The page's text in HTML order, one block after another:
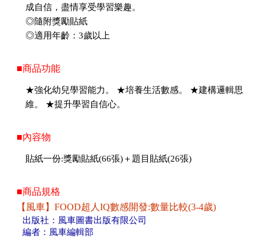
成自信，盡情享受學習樂趣。
◎隨附獎勵貼紙
◎適用年齡：3歲以上
■商品功能
★強化幼兒學習能力。 ★培養生活數感。 ★建構邏輯思
維。 ★提升學習自信心。
■內容物
貼紙一份:獎勵貼紙(66張)＋題目貼紙(26張)
■商品規格
【風車】FOOD超人IQ數感開發:數量比較(3-4歲)
出版社：風車圖書出版有限公司
編者：風車編輯部